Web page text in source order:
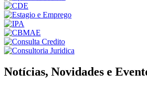
Notícias, Novidades e